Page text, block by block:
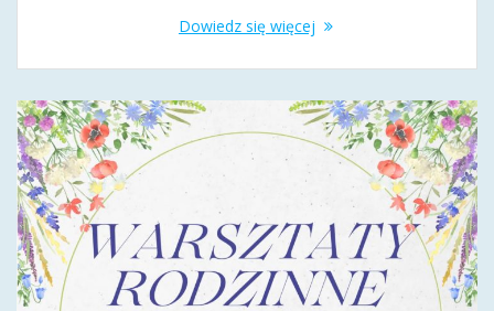
Dowiedz się więcej